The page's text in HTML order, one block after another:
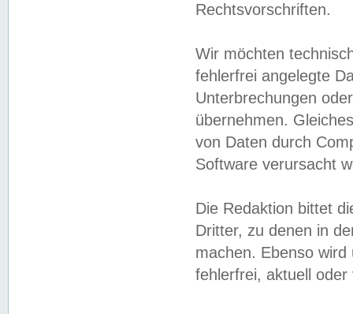
Rechtsvorschriften.
Wir möchten
fehlerfrei angelegte
Unterbrechungen
übernehmen.
von Daten durch
Software verursacht
Die Redaktion bittet
Dritter, zu denen in
machen. Ebenso
fehlerfrei, aktuell oder